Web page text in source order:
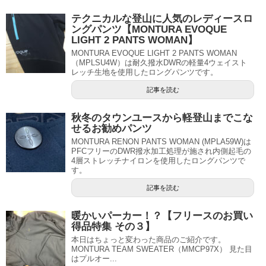
テクニカルな登山に人気のレディースロ
ングパンツ【MONTURA EVOQUE
LIGHT 2 PANTS WOMAN】
MONTURA EVOQUE LIGHT 2 PANTS WOMAN
（MPLSU4W）は耐久撥水DWRの軽量4ウェイスト
レッチ生地を使用したロングパンツです。
記事を読む
秋冬のタウンユースから軽登山までこな
せるお勧めパンツ
MONTURA RENON PANTS WOMAN (MPLA59W)は
PFCフリーのDWR撥水加工処理が施され内側起毛の
4層ストレッチナイロンを使用したロングパンツで
す。
記事を読む
暖かいパーカー！？【フリースのお買い
得品特集 その３】
本日はちょっと変わった商品のご紹介です。
MONTURA TEAM SWEATER（MMCP97X） 見た目
はプルオー...